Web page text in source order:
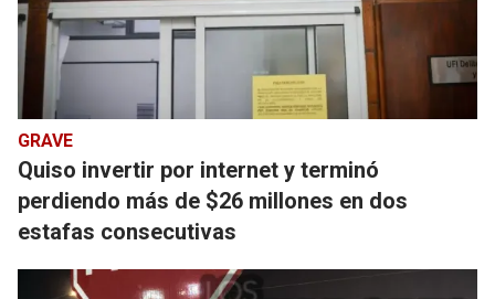
GRAVE
Quiso invertir por internet y terminó
perdiendo más de $26 millones en dos
estafas consecutivas